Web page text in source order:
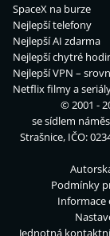
SpaceX na burze
Nejlepší telefony
Nejlepší AI zdarma
Nejlepší chytré
Nejlepší VPN –
Netflix filmy a
© 2001 -
se sídlem
Strašnice, IČO:
Podmínky
Informace
Jednotná